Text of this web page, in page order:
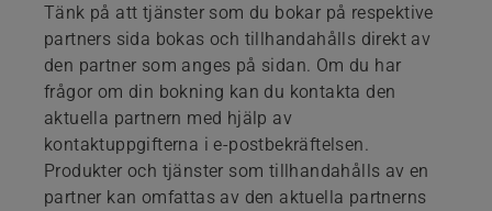
Tänk på att tjänster som du bokar på respektive
partners sida bokas och tillhandahålls direkt av
den partner som anges på sidan. Om du har
frågor om din bokning kan du kontakta den
aktuella partnern med hjälp av
kontaktuppgifterna i e-postbekräftelsen.
Produkter och tjänster som tillhandahålls av en
partner kan omfattas av den aktuella partnerns